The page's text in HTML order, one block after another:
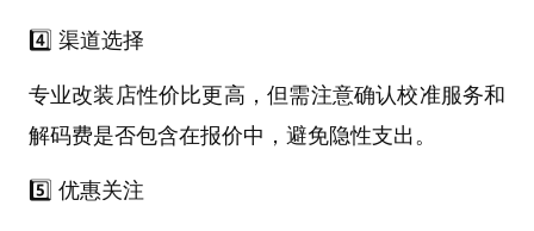
4️⃣ 渠道选择
专业改装店性价比更高，但需注意确认校准服务和
解码费是否包含在报价中，避免隐性支出。
5️⃣ 优惠关注